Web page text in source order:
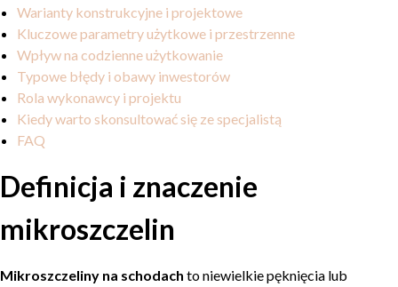
Warianty konstrukcyjne i projektowe
Kluczowe parametry użytkowe i przestrzenne
Wpływ na codzienne użytkowanie
Typowe błędy i obawy inwestorów
Rola wykonawcy i projektu
Kiedy warto skonsultować się ze specjalistą
FAQ
Definicja i znaczenie
mikroszczelin
Mikroszczeliny na schodach to niewielkie pęknięcia lub